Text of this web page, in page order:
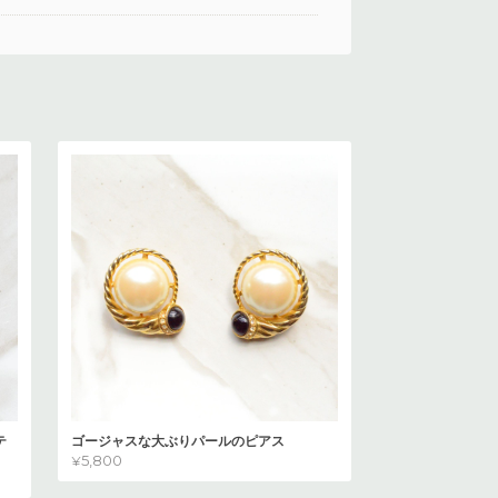
ゴージャスな大ぶりパールのピアス
¥5,800